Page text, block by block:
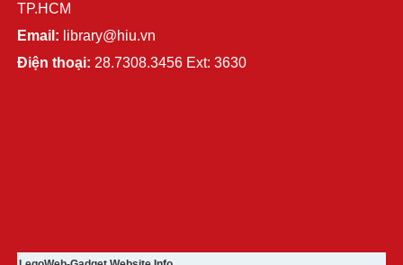
TP.HCM
Email: library@hiu.vn
Điện thoại: 28.7308.3456 Ext: 3630